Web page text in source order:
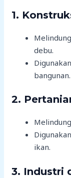
1.
debu.
bangunan.
2.
ikan.
3. Industri